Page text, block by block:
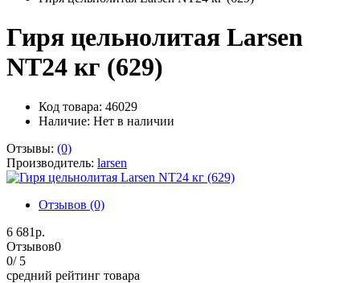
Гиря цельнолитая Larsen
NT24 кг (629)
Код товара: 46029
Наличие: Нет в наличии
Отзывы: (0)
Производитель: larsen
Отзывов (0)
6 681р.
Отзывов0
0/ 5
средний рейтинг товара